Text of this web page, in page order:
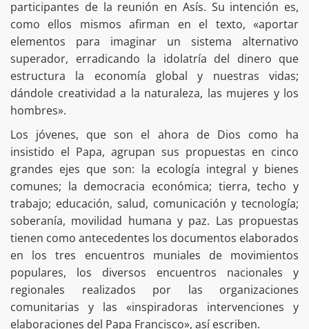
participantes de la reunión en Asís. Su intención es,
como ellos mismos afirman en el texto, «aportar
elementos para imaginar un sistema alternativo
superador, erradicando la idolatría del dinero que
estructura la economía global y nuestras vidas;
dándole creatividad a la naturaleza, las mujeres y los
hombres».
Los jóvenes, que son el ahora de Dios como ha
insistido el Papa, agrupan sus propuestas en cinco
grandes ejes que son: la ecología integral y bienes
comunes; la democracia económica; tierra, techo y
trabajo; educación, salud, comunicación y tecnología;
soberanía, movilidad humana y paz. Las propuestas
tienen como antecedentes los documentos elaborados
en los tres encuentros muniales de movimientos
populares, los diversos encuentros nacionales y
regionales realizados por las organizaciones
comunitarias y las «inspiradoras intervenciones y
elaboraciones del Papa Francisco», así escriben.